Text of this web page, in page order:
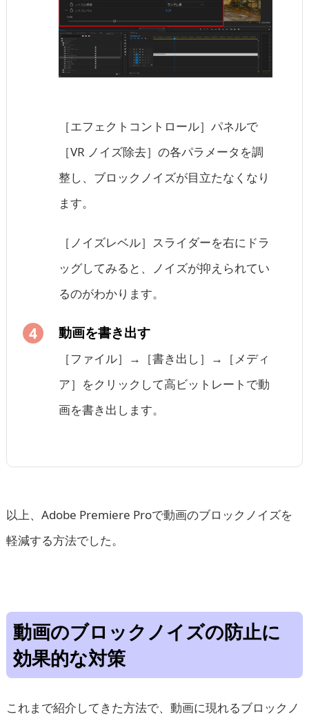
［エフェクトコントロール］パネルで
［VR ノイズ除去］の各パラメータを調
整し、ブロックノイズが目立たなくなり
ます。
［ノイズレベル］スライダーを右にドラ
ッグしてみると、ノイズが抑えられてい
るのがわかります。
動画を書き出す
［ファイル］→［書き出し］→［メディ
ア］をクリックして高ビットレートで動
画を書き出します。
以上、Adobe Premiere Proで動画のブロックノイズを
軽減する方法でした。
動画のブロックノイズの防止に
効果的な対策
これまで紹介してきた方法で、動画に現れるブロックノ